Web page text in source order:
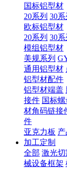
国标铝型材
20系列 30系
欧标铝型材
20系列 30系
模组铝型材
美规系列
通用铝型材
铝型材配件
铝型材端盖
接件 国标螺
材角码链接
件
亚克力板
加工定制
全部 激光切
械设备框架